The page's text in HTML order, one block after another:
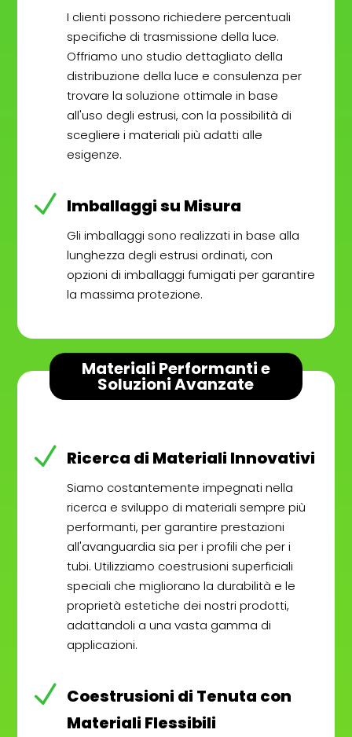
I clienti possono richiedere percentuali
specifiche di trasmissione della luce.
Offriamo uno studio dettagliato della
distribuzione della luce e consulenza per
trovare la soluzione ottimale in base
all'uso degli estrusi, con la possibilità di
scegliere i materiali più adatti alle
esigenze.
N Imballaggi su Misura
Gli imballaggi sono realizzati in base alla
lunghezza degli estrusi ordinati, con
opzioni di imballaggi fumigati per garantire
la massima protezione.
Materiali Performanti e
Soluzioni Avanzate
N Ricerca di Materiali Innovativi
Siamo costantemente impegnati nella
ricerca e sviluppo di materiali sempre più
performanti, per garantire prestazioni
all'avanguardia sia per i profili che per i
tubi. Utilizziamo coestrusioni superficiali
speciali che migliorano la durabilità e le
proprietà estetiche dei nostri prodotti,
adattandoli a una vasta gamma di
applicazioni.
N Coestrusioni di Tenuta con
Materiali Flessibili